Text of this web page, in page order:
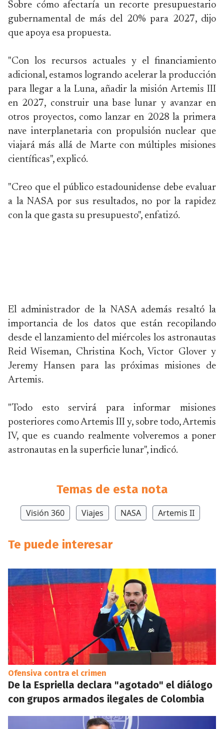
Sobre cómo afectaría un recorte presupuestario
gubernamental de más del 20% para 2027, dijo
que apoya esa propuesta.
"Con los recursos actuales y el financiamiento
adicional, estamos logrando acelerar la producción
para llegar a la Luna, añadir la misión Artemis III
en 2027, construir una base lunar y avanzar en
otros proyectos, como lanzar en 2028 la primera
nave interplanetaria con propulsión nuclear que
viajará más allá de Marte con múltiples misiones
científicas", explicó.
"Creo que el público estadounidense debe evaluar
a la NASA por sus resultados, no por la rapidez
con la que gasta su presupuesto", enfatizó.
El administrador de la NASA además resaltó la
importancia de los datos que están recopilando
desde el lanzamiento del miércoles los astronautas
Reid Wiseman, Christina Koch, Victor Glover y
Jeremy Hansen para las próximas misiones de
Artemis.
"Todo esto servirá para informar misiones
posteriores como Artemis III y, sobre todo, Artemis
IV, que es cuando realmente volveremos a poner
astronautas en la superficie lunar", indicó.
Temas de esta nota
Visión 360 Viajes NASA Artemis II
Te puede interesar
Ofensiva contra el crimen
De la Espriella declara "agotado" el diálogo
con grupos armados ilegales de Colombia